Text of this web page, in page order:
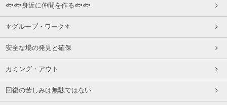
🐟🐟身近に仲間を作る🐟🐟
⚜グループ・ワーク⚜
安全な場の発見と確保
カミング・アウト
回復の苦しみは無駄ではない